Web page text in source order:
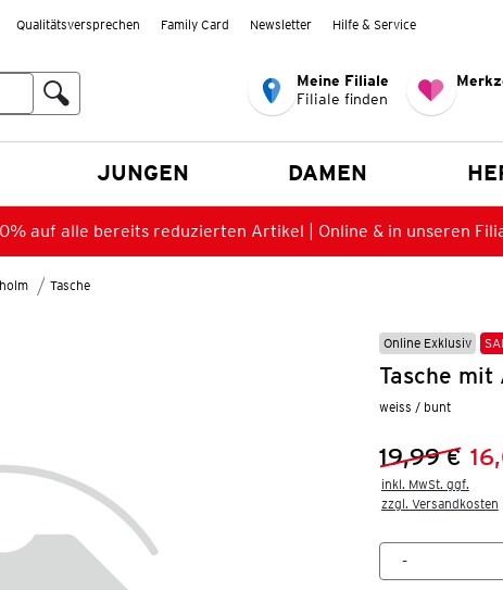
Qualitätsversprechen Family Card Newsletter Hilfe & Service
Meine Filiale
Filiale finden
JUNGEN DAMEN
auf alle bereits reduzierten Artikel | Online & in unseren
Tasche
Online Exklusiv
Tasche
weiss / bunt
Vorheriger
19,99 €
Neuer
inkl. MwSt. ggf.
zzgl. Versandkosten